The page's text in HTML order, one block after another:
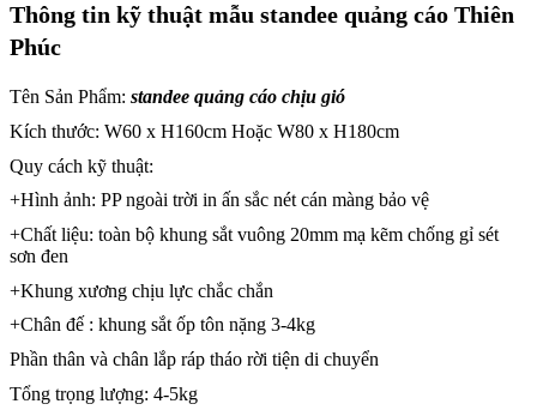
Thông tin kỹ thuật mẫu standee quảng cáo Thiên
Phúc
Tên Sản Phẩm: standee quảng cáo chịu gió
Kích thước: W60 x H160cm Hoặc W80 x H180cm
Quy cách kỹ thuật:
+Hình ảnh: PP ngoài trời in ấn sắc nét cán màng bảo vệ
+Chất liệu: toàn bộ khung sắt vuông 20mm mạ kẽm chống gỉ sét
sơn đen
+Khung xương chịu lực chắc chắn
+Chân đế : khung sắt ốp tôn nặng 3-4kg
Phần thân và chân lắp ráp tháo rời tiện di chuyển
Tổng trọng lượng: 4-5kg